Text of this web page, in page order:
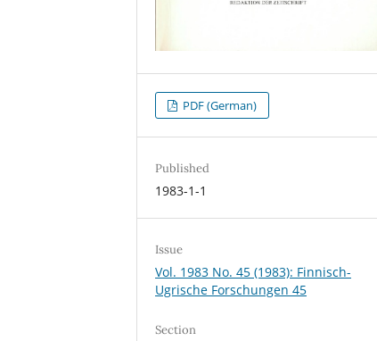
PDF (German)
Published
1983-1-1
Issue
Vol. 1983 No. 45 (1983): Finnisch-
Ugrische Forschungen 45
Section